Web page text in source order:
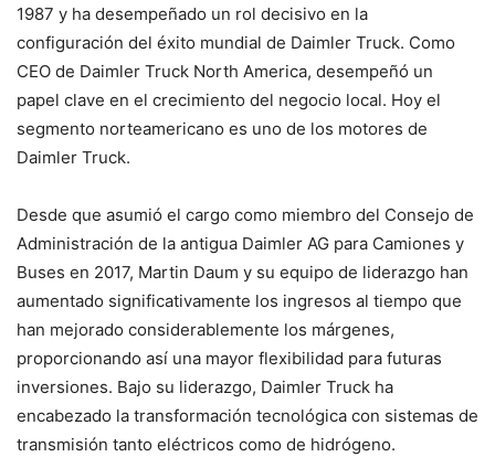
1987 y ha desempeñado un rol decisivo en la
configuración del éxito mundial de Daimler Truck. Como
CEO de Daimler Truck North America, desempeñó un
papel clave en el crecimiento del negocio local. Hoy el
segmento norteamericano es uno de los motores de
Daimler Truck.
Desde que asumió el cargo como miembro del Consejo de
Administración de la antigua Daimler AG para Camiones y
Buses en 2017, Martin Daum y su equipo de liderazgo han
aumentado significativamente los ingresos al tiempo que
han mejorado considerablemente los márgenes,
proporcionando así una mayor flexibilidad para futuras
inversiones. Bajo su liderazgo, Daimler Truck ha
encabezado la transformación tecnológica con sistemas de
transmisión tanto eléctricos como de hidrógeno.